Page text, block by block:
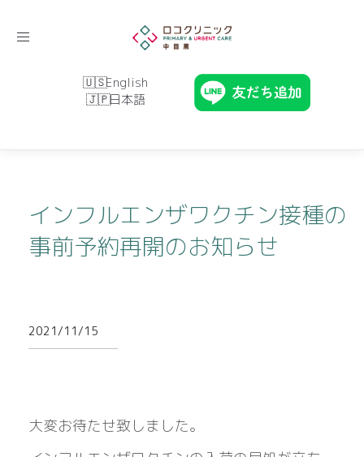
Toggle
English
日本語
インフルエンザワクチン接種の
事前予約再開のお知らせ
2021/11/15
大変お待たせ致しました。